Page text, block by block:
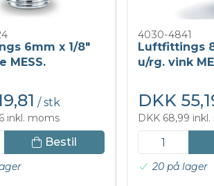
6mm x 1/8"
MESS.
/ stk
inkl. moms
Bestil
4030-4841
Luftfittings
u/rg. vink
DKK
DKK 68,99
20 på lager